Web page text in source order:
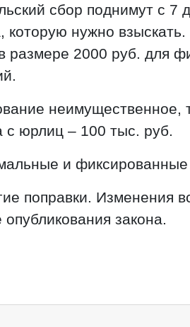
сбор поднимут с
которую нужно
размере 2000 руб. для
неимущественное,
с юрлиц – 100 тыс. руб.
и
поправки. Изменения
закона.